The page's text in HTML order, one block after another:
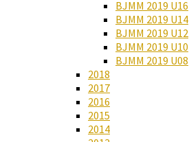
BJMM 2019 U16
BJMM 2019 U14
BJMM 2019 U12
BJMM 2019 U10
BJMM 2019 U08
2018
2017
2016
2015
2014